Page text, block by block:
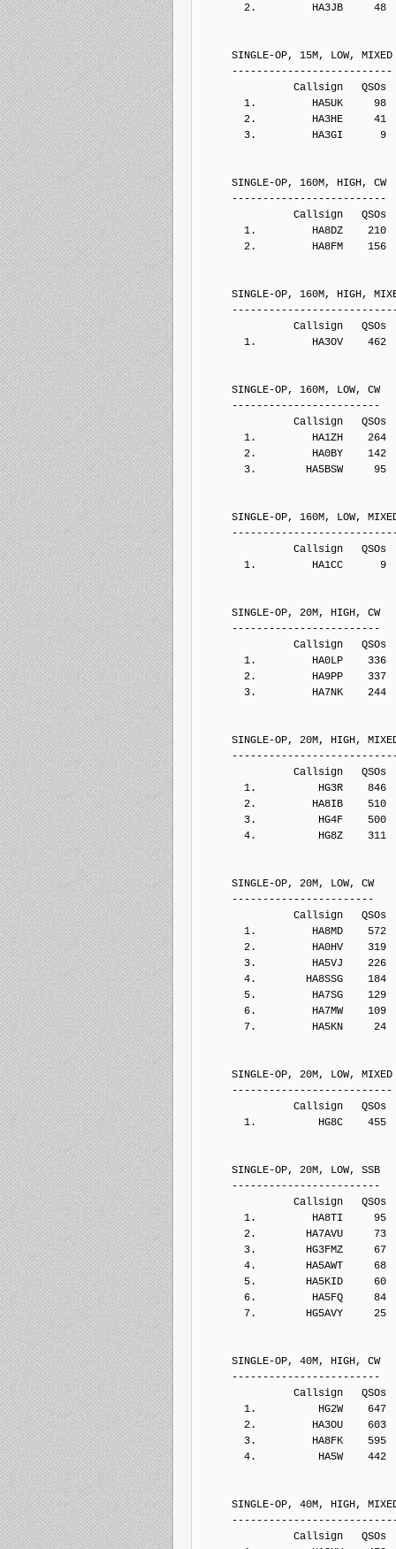
2.         HA3JB     48
SINGLE-OP, 15M, LOW, MIXED
--------------------------
Callsign   QSOs  Points
1.         HA5UK     98
2.         HA3HE     41
3.         HA3GI      9
SINGLE-OP, 160M, HIGH, CW
-------------------------
Callsign   QSOs  Points
1.         HA8DZ    210
2.         HA8FM    156
SINGLE-OP, 160M, HIGH,
Callsign   QSOs  Points
1.         HA3OV    462
SINGLE-OP, 160M, LOW, CW
------------------------
Callsign   QSOs  Points
1.         HA1ZH    264
2.         HA0BY    142
3.        HA5BSW     95
SINGLE-OP, 160M, LOW,
Callsign   QSOs  Points
1.         HA1CC      9
SINGLE-OP, 20M, HIGH, CW
------------------------
Callsign   QSOs  Points
1.         HA0LP    336
2.         HA9PP    337
3.         HA7NK    244
SINGLE-OP, 20M, HIGH,
Callsign   QSOs  Points
1.          HG3R    846
2.         HA8IB    510
3.          HG4F    500
4.          HG8Z    311
SINGLE-OP, 20M, LOW, CW
-----------------------
Callsign   QSOs  Points
1.         HA8MD    572
2.         HA0HV    319
3.         HA5VJ    226
4.        HA8SSG    184
5.         HA7SG    129
6.         HA7MW    109
7.         HA5KN     24
SINGLE-OP, 20M, LOW, MIXED
--------------------------
Callsign   QSOs  Points
1.          HG8C    455
SINGLE-OP, 20M, LOW, SSB
------------------------
Callsign   QSOs  Points
1.         HA8TI     95
2.        HA7AVU     73
3.        HG3FMZ     67
4.        HA5AWT     68
5.        HA5KID     60
6.         HA5FQ     84
7.        HG5AVY     25
SINGLE-OP, 40M, HIGH, CW
------------------------
Callsign   QSOs  Points
1.          HG2W    647
2.         HA3OU    603
3.         HA8FK    595
4.          HA5W    442
SINGLE-OP, 40M, HIGH,
Callsign   QSOs  Points